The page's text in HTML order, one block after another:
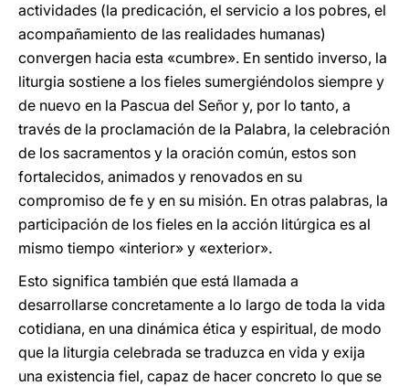
actividades (la predicación, el servicio a los pobres, el
acompañamiento de las realidades humanas)
convergen hacia esta «cumbre». En sentido inverso, la
liturgia sostiene a los fieles sumergiéndolos siempre y
de nuevo en la Pascua del Señor y, por lo tanto, a
través de la proclamación de la Palabra, la celebración
de los sacramentos y la oración común, estos son
fortalecidos, animados y renovados en su
compromiso de fe y en su misión. En otras palabras, la
participación de los fieles en la acción litúrgica es al
mismo tiempo «interior» y «exterior».
Esto significa también que está llamada a
desarrollarse concretamente a lo largo de toda la vida
cotidiana, en una dinámica ética y espiritual, de modo
que la liturgia celebrada se traduzca en vida y exija
una existencia fiel, capaz de hacer concreto lo que se